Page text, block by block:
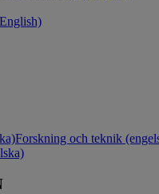
Forskning och teknik